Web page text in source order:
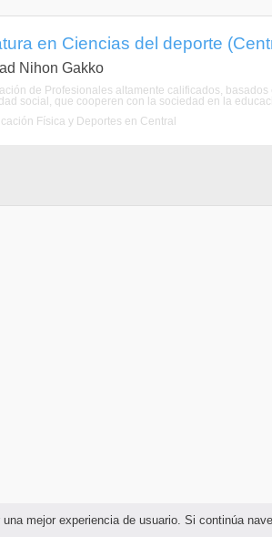
mejor experiencia de usuario. Si continúa
en Ciencias del deporte
Nihon Gakko
de Profesionales altamente calificados,
social, que cooperen con la sociedad en la
Física y Deportes en Central